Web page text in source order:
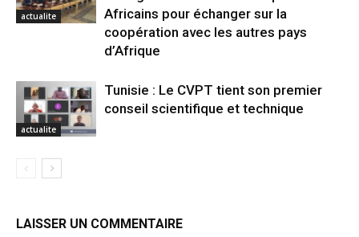
actualite
Africains pour échanger sur la
coopération avec les autres pays
d’Afrique
actualite
Tunisie : Le CVPT tient son premier
conseil scientifique et technique
LAISSER UN COMMENTAIRE